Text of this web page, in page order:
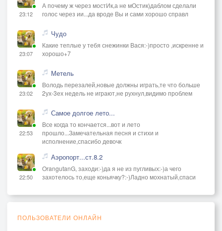
23:12
А почему ж через мостИк,а не мОстик)даблом сделали
голос через ии...да вроде Вы и сами хорошо справл
23:07
Чудо
Какие теплые у тебя снежинки Вася:-)просто ,искренне и
хорошо+7
23:02
Метель
Володь перезалей,новые должны играть,те что больше
2ух-3ех недель не играют,не рухнул,видимо проблем
22:53
Самое долгое лето...
Все когда то кончается...вот и лето
прошло...Замечательная песня и стихи и
исполнение,спасибо девочк
22:50
Аэропорт...ст.8.2
OrangutanG, заходи:-)да я не из пугливых:-)а чего
захотелось то,еще коньячку?:-)Ладно мохнатый,спаси
ПОЛЬЗОВАТЕЛИ ОНЛАЙН